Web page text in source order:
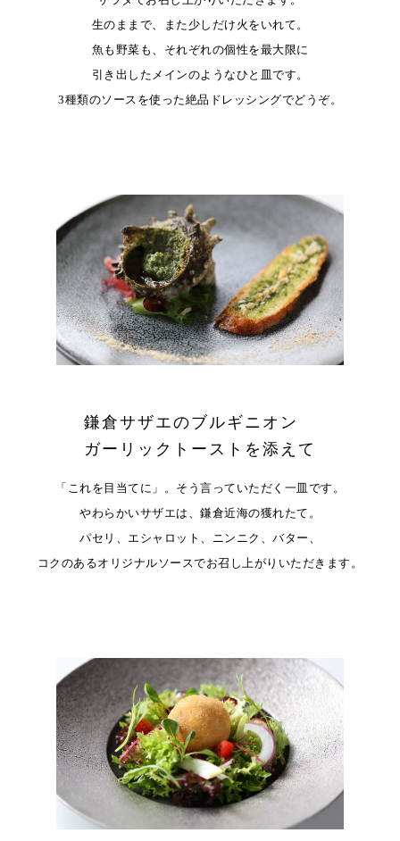
生のままで、また少しだけ火をいれて。
魚も野菜も、それぞれの個性を最大限に
引き出したメインのようなひと皿です。
3種類のソースを使った絶品ドレッシングでどうぞ。
鎌倉サザエのブルギニオン
ガーリックトーストを添えて
「これを目当てに」。そう言っていただく一皿です。
やわらかいサザエは、鎌倉近海の獲れたて。
パセリ、エシャロット、ニンニク、バター、
コクのあるオリジナルソースでお召し上がりいただきます。